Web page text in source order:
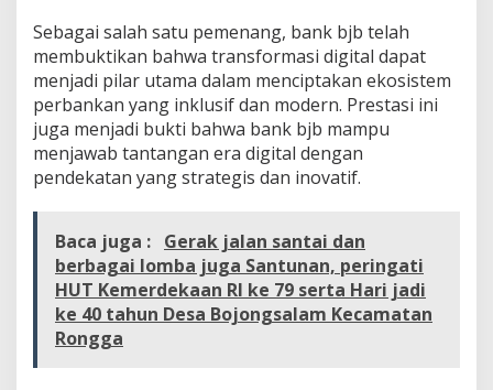
r
b
n
k
a
n
Sebagai salah satu pemenang, bank bjb telah
membuktikan bahwa transformasi digital dapat
menjadi pilar utama dalam menciptakan ekosistem
perbankan yang inklusif dan modern. Prestasi ini
juga menjadi bukti bahwa bank bjb mampu
menjawab tantangan era digital dengan
pendekatan yang strategis dan inovatif.
Baca juga : Gerak jalan santai dan
berbagai lomba juga Santunan, peringati
HUT Kemerdekaan RI ke 79 serta Hari jadi
ke 40 tahun Desa Bojongsalam Kecamatan
Rongga